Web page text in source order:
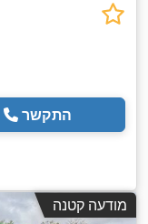
התקשר
מודעה קטנה